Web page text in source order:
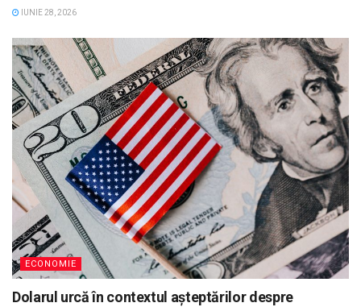
IUNIE 28, 2026
ECONOMIE
Dolarul urcă în contextul așteptărilor despre